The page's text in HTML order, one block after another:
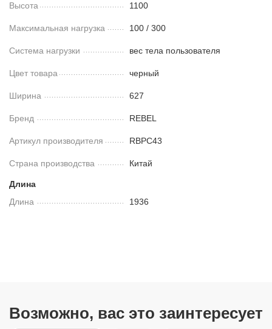
Высота 1100
Максимальная нагрузка 100 / 300
Система нагрузки вес тела пользователя
Цвет товара черный
Ширина 627
Бренд REBEL
Артикул производителя RBPC43
Страна производства Китай
Длина
Длина
1936
Возможно, вас это заинтересует